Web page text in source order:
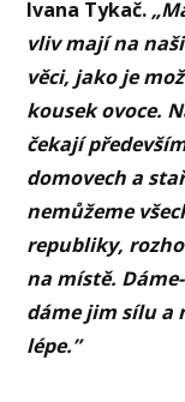
Ivana Tykač.
vliv mají na
věci, jako je
kousek ovoce.
čekají
domovech a
nemůžeme
republiky,
na místě.
dáme jim sílu a
lépe.”